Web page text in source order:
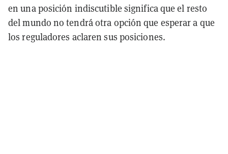
en una posición indiscutible significa que el resto
del mundo no tendrá otra opción que esperar a que
los reguladores aclaren sus posiciones.